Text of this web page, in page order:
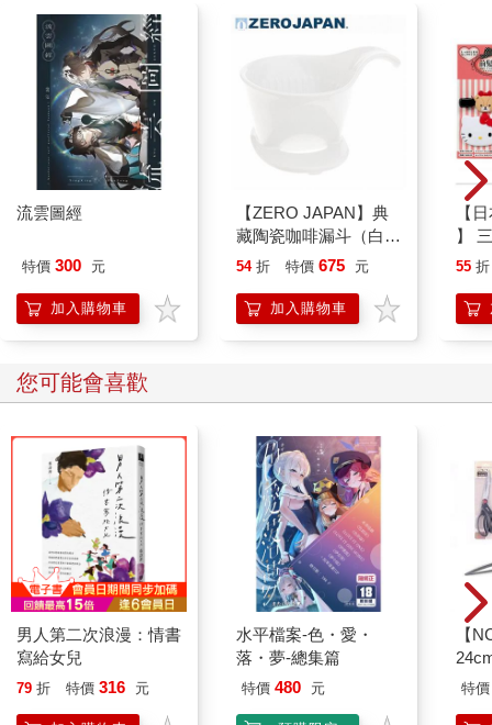
日復一日，雲端下載到個人終端器的照片影片，拍到的多半是臺
灣野山羊、獼猴、食蟹、鼬獾、羌仔虎（黃喉貂）、山羌……。
這些生物在島嶼瘋狂開發的末期，勉強在道路開發、森林流失的
破碎棲地陰影裡活了下來。
不知道為什麼，即使這些先進的夜視攝影機已不再需要突兀的閃
光，但那些動物仍舊意識到什麼似的，在經過攝影機的一瞬間，
抬起頭來望向鏡頭。牠們百萬年演化而成的夜視之眼，以靈敏的
靈魂直覺，盯著這個超出牠們尋常經驗的物事，瞳孔因此閃閃發
看見不眠的妻坐在書桌前面，聽到床的這邊發出動靜的那一剎
那，妻依動物直覺轉過頭來看著他。她的眼睛有時哀傷有時憤怒
有時絕望，他現在才曉得那是因為妻的心和她筆下的人物結合在
這遼闊深奧的山裡有原住民、外地居民、登山客、各式各樣科學
調查的人、採集者，也許只有他這樣一個變成園丁的律師，最後
小說的人的眼裡，有什麼不同？雲豹的滅絕，對做科學研究的人
和一個寫小說的人來說，又有什麼不同？
又或者，就像妻寫的：消亡是世間唯一的公平？
恆久受孕的雌性
Eternal Mother
惟有航海的人知道，陸地固然是人類的居所，但在海上人才可能
將靈魂交付另外一人。在漫長的航程裡人會對另一個人完全傾
訴，不分太陽月亮，透過不間斷的對話，他們學習對方的語言，
把自己教育成海洋生物、熱泉生態系、氣象、機械或人類學家。
長期航行的人在疲憊與憂鬱的狀態下會想把所有人都推下海，然
流雲圖經
特價 300 元
加入購物車
【ZERO JAPAN】典
藏陶瓷咖啡漏斗（白
色）（小）
54 折 特價 675 元
加入購物車
【
】
款
耳
55 折
您可能會喜歡
男人第二次浪漫：情書
寫給女兒
79 折 特價 316 元
水平檔案-色・愛・
落・夢-總集篇
特價 480 元
【
特價